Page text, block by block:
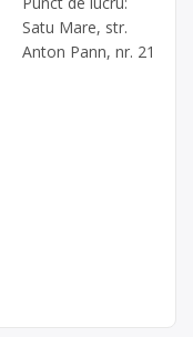
Satu Mare, str.
Anton Pann, nr. 21